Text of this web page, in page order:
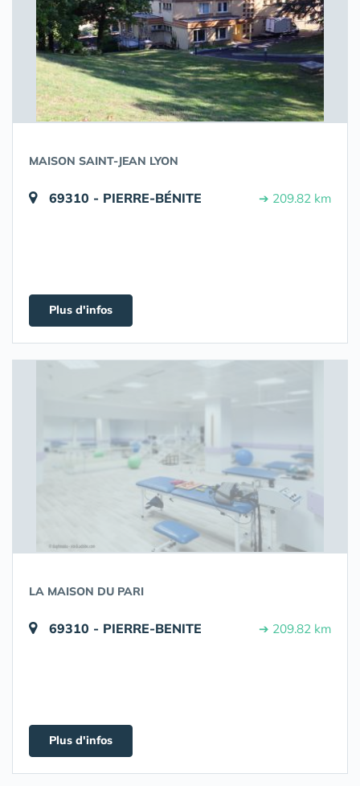
MAISON SAINT-JEAN LYON
69310 - PIERRE-BÉNITE ➔ 209.82 km
Plus d'infos
LA MAISON DU PARI
69310 - PIERRE-BENITE ➔ 209.82 km
Plus d'infos